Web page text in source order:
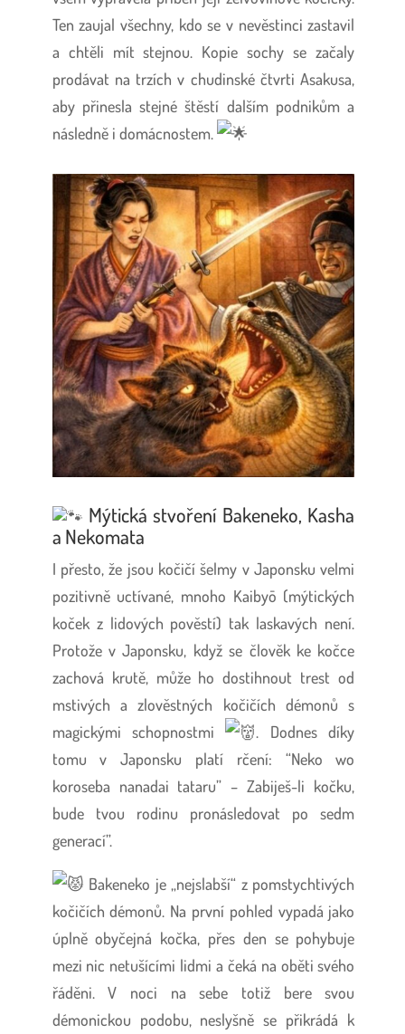
Ten zaujal všechny, kdo se v nevěstinci zastavil
a chtěli mít stejnou. Kopie sochy se začaly
prodávat na trzích v chudinské čtvrti Asakusa,
aby přinesla stejné štěstí dalším podnikům a
následně i domácnostem.
Mýtická stvoření Bakeneko, Kasha
a Nekomata
I přesto, že jsou kočičí šelmy v Japonsku velmi
pozitivně uctívané, mnoho Kaibyō (mýtických
koček z lidových pověstí) tak laskavých není.
Protože v Japonsku, když se člověk ke kočce
zachová krutě, může ho dostihnout trest od
mstivých a zlověstných kočičích démonů s
magickými schopnostmi
. Dodnes díky
tomu v Japonsku platí rčení: “Neko wo
koroseba nanadai tataru” – Zabiješ-li kočku,
bude tvou rodinu pronásledovat po sedm
generací”.
Bakeneko je „nejslabší“ z pomstychtivých
kočičích démonů. Na první pohled vypadá jako
úplně obyčejná kočka, přes den se pohybuje
mezi nic netušícími lidmi a čeká na oběti svého
řáděni. V noci na sebe totiž bere svou
démonickou podobu, neslyšně se přikrádá k